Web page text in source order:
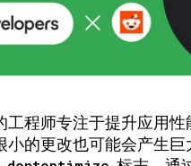
工程师专注于提升应用性
小的更改也可能会产生